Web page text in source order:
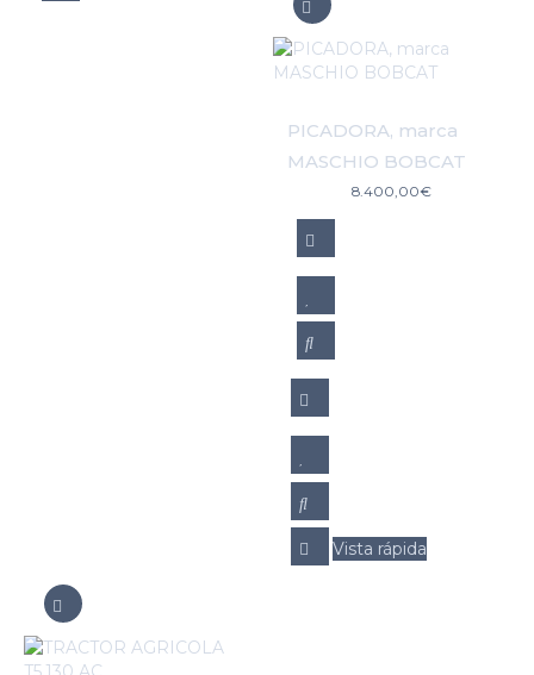
PICADORA, marca
MASCHIO BOBCAT
8.400,00€
Vista rápida